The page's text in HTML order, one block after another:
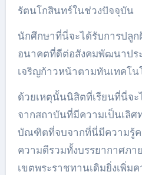
รัตนโกสินทร์ในช่วงปัจจุบัน
นักศึกษาที่นี่จะได้รับการปลูก
อนาคตที่ดีต่อสังคมพัฒนาปร
เจริญก้าวหน้าตามทันเทคโน
ด้วยเหตุนั้นนิสิตที่เรียนที่นี่จ
จากสถาบันที่มีความเป็นเลิศ
บัณฑิตที่จบจากที่นี่มีความรู้ค
ความดีรวมทั้งบรรยากาศภา
เขตพระราชทานเดิมยิ่งเพิ่ม